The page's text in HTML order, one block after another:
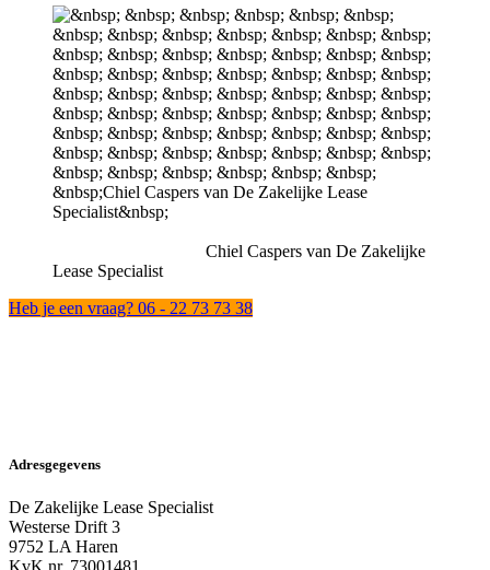
Chiel Caspers van De Zakelijke
Lease Specialist
Heb je een vraag? 06 - 22 73 73 38
Adresgegevens
De Zakelijke Lease Specialist
Westerse Drift 3
9752 LA Haren